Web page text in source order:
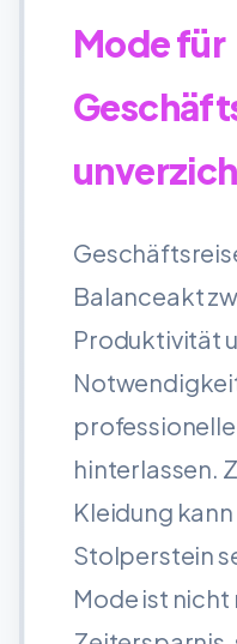
Mode für
Balanceakt
Produktivität
hinterlassen.
Kleidung
Stolperstein
Mode ist nicht